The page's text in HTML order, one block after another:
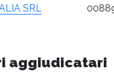
SRL
aggiudicatari